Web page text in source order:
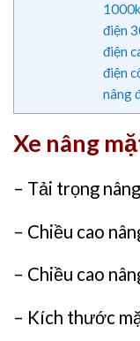
điện
điện
điện
nâng
Xe nâng
– Tải trọng
– Chiều cao
– Chiều cao
– Kích thước